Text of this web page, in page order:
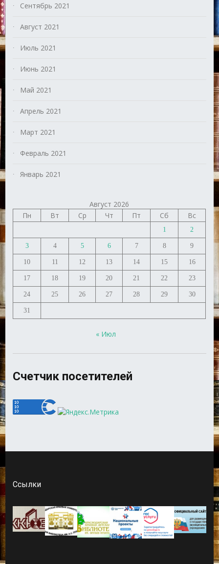
Сентябрь 2021
Август 2021
Июль 2021
Июнь 2021
Май 2021
Апрель 2021
Март 2021
Февраль 2021
Январь 2021
Август 2026
Пн
Вт Ср Чт Пт Сб Вс
1 2
3 4 5 6 7 8 9
10 11 12 13 14 15 16
17 18 19 20 21 22 23
24 25 26 27 28 29 30
31
« Июл
Счетчик посетителей
Ссылки